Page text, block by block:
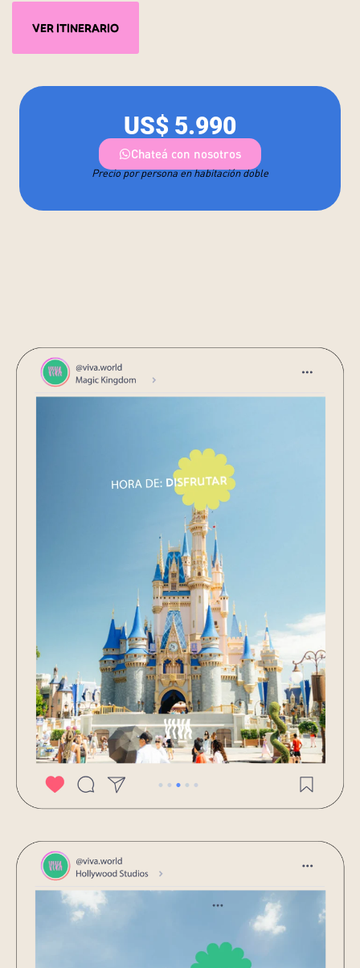
VER ITINERARIO
US$ 5.990
Chateá con nosotros
Precio por persona en habitación doble